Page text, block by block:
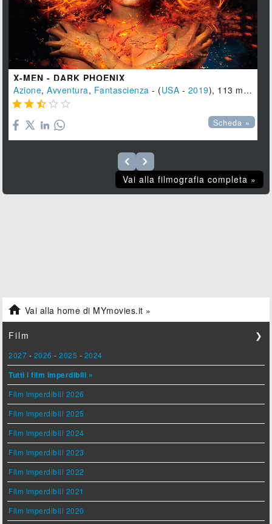
X-MEN - DARK PHOENIX
Azione,Avventura, Fantascienza - (USA - 2019), 113 min.
    
Scheda »
Vai alla filmografia completa »
 Vai alla home di MYmovies.it »
Film ❯
2027 - 2026 -2025 - 2024
Tutti i film imperdibili »
Film imperdibili 2026
Film imperdibili 2025
Film imperdibili 2024
Film imperdibili 2023
Film imperdibili 2022
Film imperdibili 2021
Film imperdibili 2020